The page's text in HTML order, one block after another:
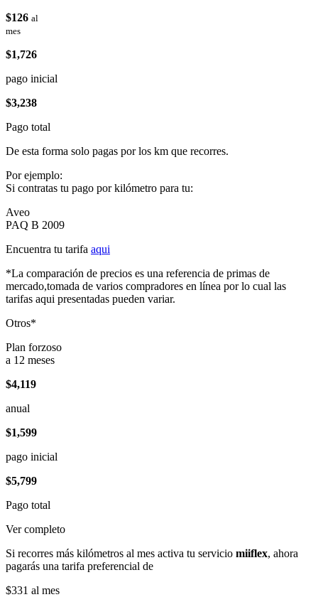
$126 al
mes
$1,726
pago inicial
$3,238
Pago total
De esta forma solo pagas por los km que recorres.
Por ejemplo:
Si contratas tu pago por kilómetro para tu:
Aveo
PAQ B 2009
Encuentra tu tarifa aqui
*La comparación de precios es una referencia de primas de
mercado,tomada de varios compradores en línea por lo cual las
tarifas aqui presentadas pueden variar.
Otros*
Plan forzoso
a 12 meses
$4,119
anual
$1,599
pago inicial
$5,799
Pago total
Ver completo
Si recorres más kilómetros al mes activa tu servicio miiflex, ahora
pagarás una tarifa preferencial de
$331 al mes